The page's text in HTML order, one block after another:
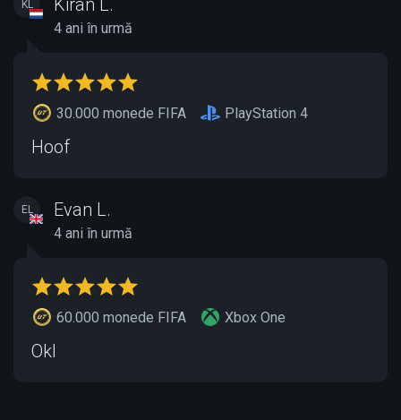
KL Kiran L.
4 ani în urmă
30.000 monede FIFA PlayStation 4
Hoof
EL Evan L.
4 ani în urmă
60.000 monede FIFA Xbox One
Okl